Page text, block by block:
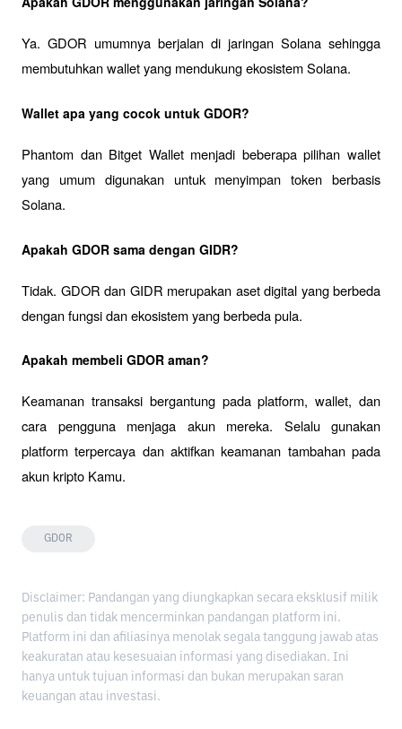
Ya. GDOR umumnya berjalan di jaringan Solana sehingga
membutuhkan wallet yang mendukung ekosistem Solana.
Wallet apa yang cocok untuk GDOR?
Phantom dan Bitget Wallet menjadi beberapa pilihan wallet
yang umum digunakan untuk menyimpan token berbasis
Solana.
Apakah GDOR sama dengan GIDR?
Tidak. GDOR dan GIDR merupakan aset digital yang berbeda
dengan fungsi dan ekosistem yang berbeda pula.
Apakah membeli GDOR aman?
Keamanan transaksi bergantung pada platform, wallet, dan
cara pengguna menjaga akun mereka. Selalu gunakan
platform terpercaya dan aktifkan keamanan tambahan pada
akun kripto Kamu.
GDOR
Disclaimer: Pandangan yang diungkapkan secara eksklusif milik
penulis dan tidak mencerminkan pandangan platform ini.
Platform ini dan afiliasinya menolak segala tanggung jawab atas
keakuratan atau kesesuaian informasi yang disediakan. Ini
hanya untuk tujuan informasi dan bukan merupakan saran
keuangan atau investasi.